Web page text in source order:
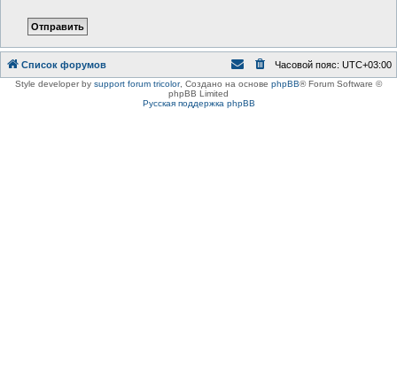
Список форумов Часовой пояс: UTC+03:00
Style developer by support forum tricolor, Создано на основе phpBB® Forum Software ©
phpBB Limited
Русская поддержка phpBB